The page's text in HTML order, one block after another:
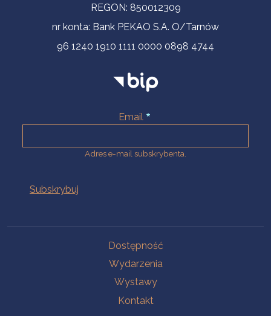
REGON: 850012309
nr konta: Bank PEKAO S.A. O/Tarnów
96 1240 1910 1111 0000 0898 4744
Email
Adres e-mail subskrybenta.
Dostępność
Wydarzenia
Wystawy
Kontakt